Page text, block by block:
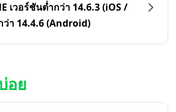
เวอร์ชันต่ำกว่า 14.6.3 (iOS /
ว่า 14.4.6 (Android)
อย